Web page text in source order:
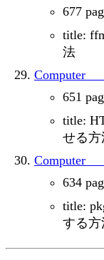
677
title:
法
651
title:
せる方
634
title:
する方